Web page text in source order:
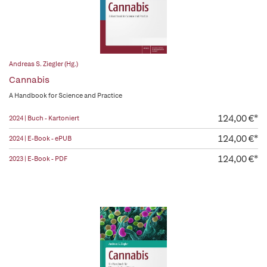
Andreas S. Ziegler (Hg.)
Cannabis
A Handbook for Science and Practice
2024 | Buch - Kartoniert 124,00 €*
2024 | E-Book - ePUB 124,00 €*
2023 | E-Book - PDF 124,00 €*